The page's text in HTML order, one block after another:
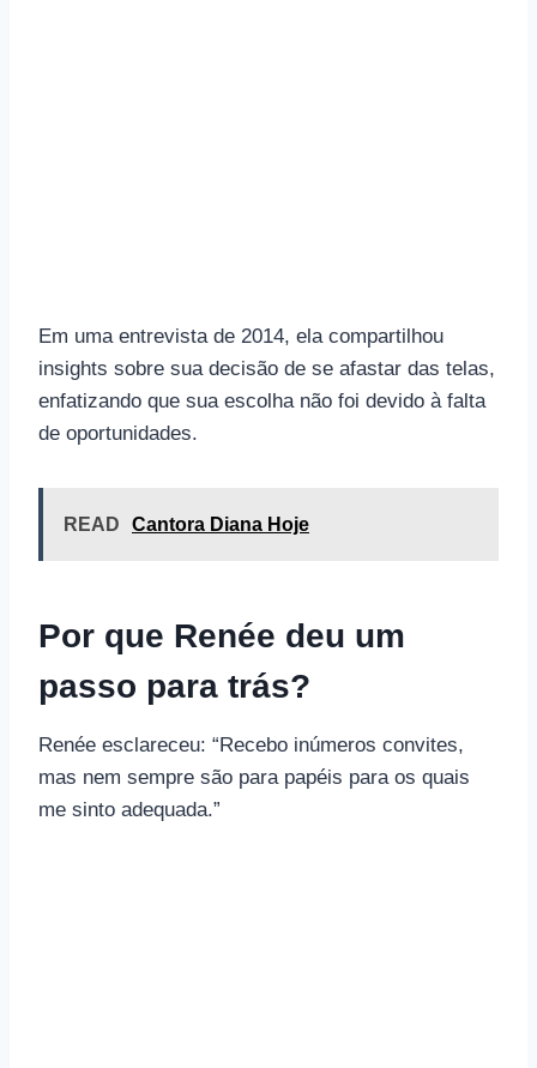
Em uma entrevista de 2014, ela compartilhou
insights sobre sua decisão de se afastar das telas,
enfatizando que sua escolha não foi devido à falta
de oportunidades.
READ Cantora Diana Hoje
Por que Renée deu um
passo para trás?
Renée esclareceu: “Recebo inúmeros convites,
mas nem sempre são para papéis para os quais
me sinto adequada.”